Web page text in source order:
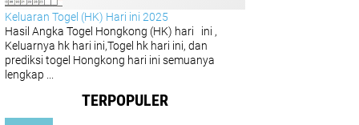
Keluaran Togel (HK) Hari ini 2025
Hasil Angka Togel Hongkong (HK) hari ini ,
Keluarnya hk hari ini,Togel hk hari ini, dan
prediksi togel Hongkong hari ini semuanya
lengkap ...
TERPOPULER